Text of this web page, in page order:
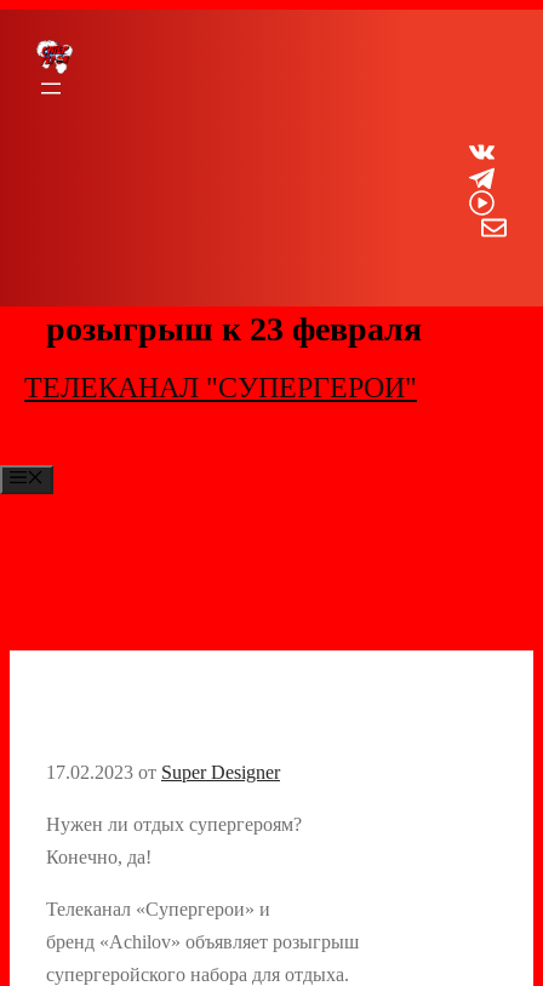
содержимому
ТЕЛЕКАНАЛ "СУПЕРГЕРОИ"
розыгрыш к 23 февраля
17.02.2023 от Super Designer
Нужен ли отдых супергероям?
Конечно, да!
Телеканал «Супергерои» и
бренд «Achilov» объявляет розыгрыш
супергеройского набора для отдыха.